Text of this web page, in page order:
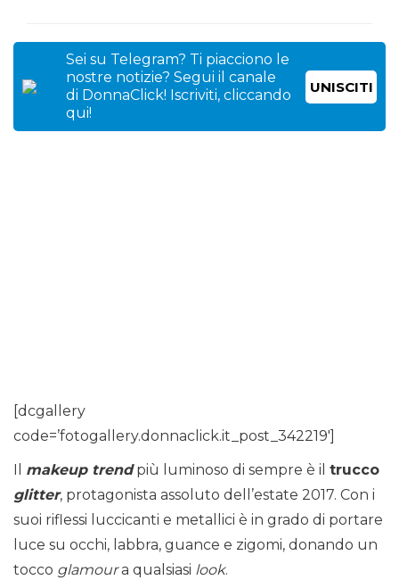
Sei su Telegram? Ti piacciono le
nostre notizie? Segui il canale
di DonnaClick! Iscriviti, cliccando
qui!
UNISCITI
[dcgallery
code=’fotogallery.donnaclick.it_post_342219′]
Il makeup trendpiù luminoso di sempre è il trucco
glitter, protagonista assoluto dell’estate 2017. Con i
suoi riflessi luccicanti e metallici è in grado di portare
luce su occhi, labbra, guance e zigomi, donando un
tocco glamoura qualsiasi look.